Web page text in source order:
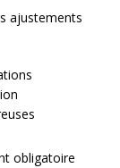
ajustements
obligatoire